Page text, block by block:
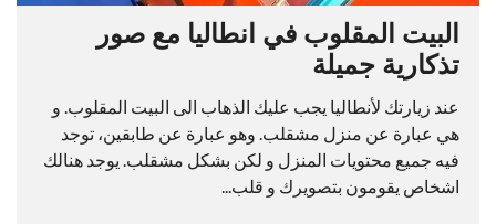
البيت المقلوب في انطاليا مع صور
تذكارية جميلة
عند زيارتك لأنطاليا يجب عليك الذهاب الى البيت المقلوب. و
هي عبارة عن منزل مشقلب. وهو عبارة عن طابقين، توجد
فيه جميع محتويات المنزل و لكن بشكل مشقلب. يوجد هنالك
اشخاص يقومون بتصويرك و قلب...